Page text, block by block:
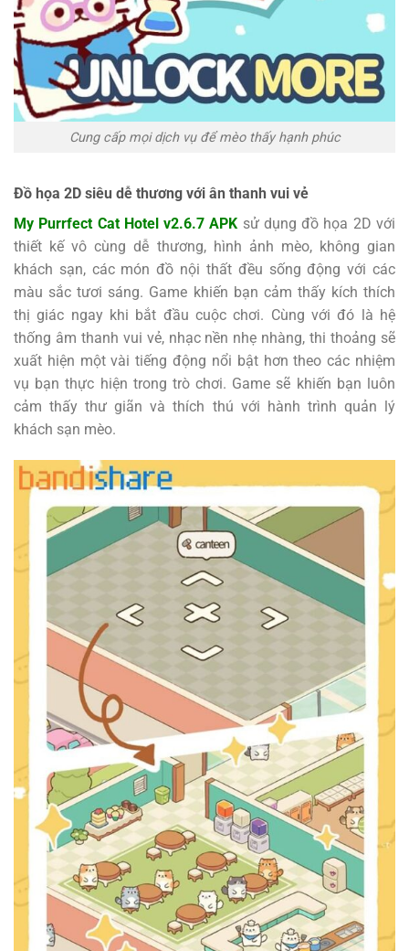
Cung cấp mọi dịch vụ để mèo thấy hạnh phúc
Đồ họa 2D siêu dễ thương với ân thanh vui vẻ
My Purrfect Cat Hotel v2.6.7 APK sử dụng đồ họa 2D với
thiết kế vô cùng dễ thương, hình ảnh mèo, không gian
khách sạn, các món đồ nội thất đều sống động với các
màu sắc tươi sáng. Game khiến bạn cảm thấy kích thích
thị giác ngay khi bắt đầu cuộc chơi. Cùng với đó là hệ
thống âm thanh vui vẻ, nhạc nền nhẹ nhàng, thi thoảng sẽ
xuất hiện một vài tiếng động nổi bật hơn theo các nhiệm
vụ bạn thực hiện trong trò chơi. Game sẽ khiến bạn luôn
cảm thấy thư giãn và thích thú với hành trình quản lý
khách sạn mèo.